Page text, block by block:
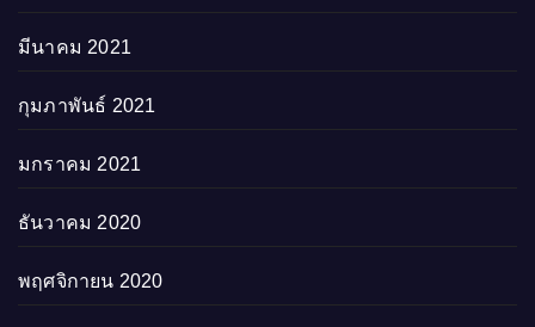
มีนาคม 2021
กุมภาพันธ์ 2021
มกราคม 2021
ธันวาคม 2020
พฤศจิกายน 2020